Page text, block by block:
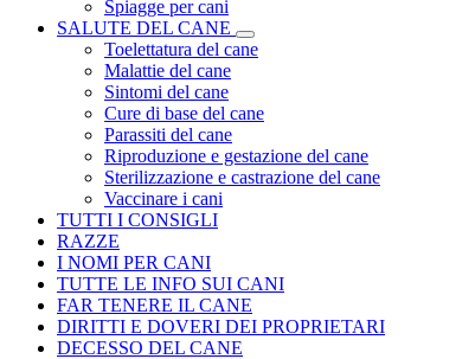
Spiagge per cani
SALUTE DEL CANE
Toelettatura del cane
Malattie del cane
Sintomi del cane
Cure di base del cane
Parassiti del cane
Riproduzione e gestazione del cane
Sterilizzazione e castrazione del cane
Vaccinare i cani
TUTTI I CONSIGLI
RAZZE
I NOMI PER CANI
TUTTE LE INFO SUI CANI
FAR TENERE IL CANE
DIRITTI E DOVERI DEI PROPRIETARI
DECESSO DEL CANE